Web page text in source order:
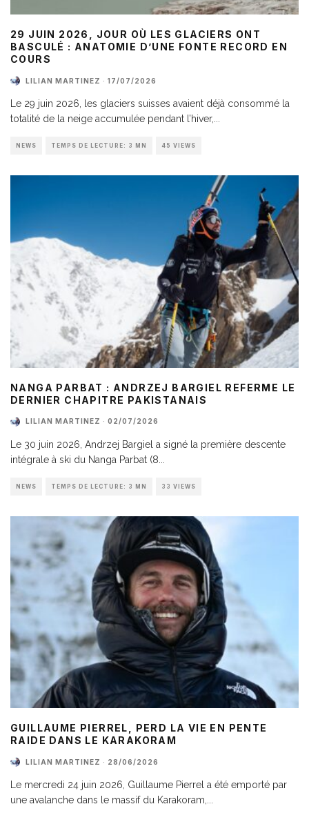
29 JUIN 2026, JOUR OÙ LES GLACIERS ONT
BASCULÉ : ANATOMIE D’UNE FONTE RECORD EN
COURS
LILIAN MARTINEZ · 17/07/2026
Le 29 juin 2026, les glaciers suisses avaient déjà consommé la
totalité de la neige accumulée pendant l’hiver,
NEWS TEMPS DE LECTURE: 3 MN 45 VIEWS
NANGA PARBAT : ANDRZEJ BARGIEL REFERME LE
DERNIER CHAPITRE PAKISTANAIS
LILIAN MARTINEZ · 02/07/2026
Le 30 juin 2026, Andrzej Bargiel a signé la première descente
intégrale à ski du Nanga Parbat (8
NEWS TEMPS DE LECTURE: 3 MN 33 VIEWS
GUILLAUME PIERREL, PERD LA VIE EN PENTE
RAIDE DANS LE KARAKORAM
LILIAN MARTINEZ · 28/06/2026
Le mercredi 24 juin 2026, Guillaume Pierrel a été emporté par
une avalanche dans le massif du Karakoram,...